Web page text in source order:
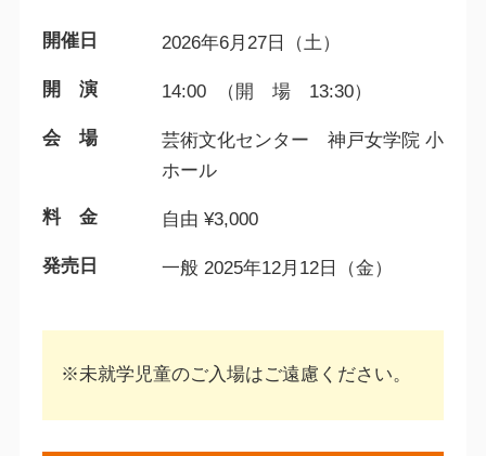
開催日 2026年6月27日（土）
開 演 14:00 （開 場 13:30）
会 場
芸術文化センター 神戸女学院 小
ホール
料 金 自由 ¥3,000
発売日 一般 2025年12月12日（金）
※未就学児童のご入場はご遠慮ください。